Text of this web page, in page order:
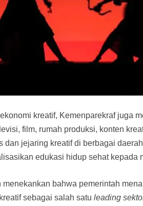
kreatif, Kemenparekraf juga
film, rumah produksi, konten
dan jejaring kreatif di berbagai
edukasi hidup sehat kepada
menekankan bahwa pemerintah
sebagai salah satu leading